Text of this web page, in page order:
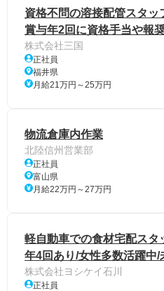
資格不問の溶接配管スタ
賞与年2回に資格手当や報
株式会社三国
正社員
福井県
月給21万円～25万円
物流倉庫内作業
北陸信州営業部
正社員
富山県
月給22万円～27万円
軽自動車での食材宅配スタ
年4回あり/女性多数活躍中/
株式会社ヨシケイ石川
正社員